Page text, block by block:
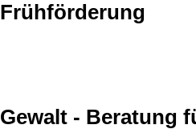
Frühförderung
Gewalt - Beratung